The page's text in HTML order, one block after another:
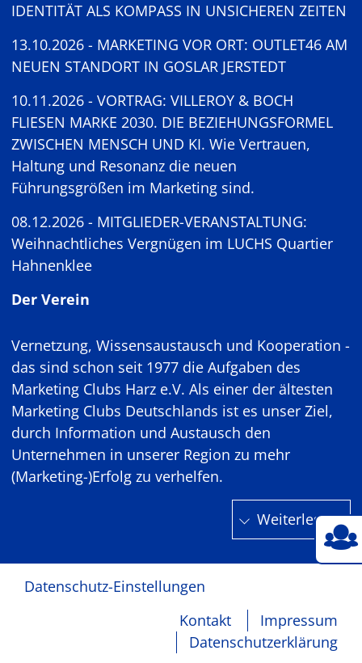
IDENTITÄT ALS KOMPASS IN UNSICHEREN ZEITEN
13.10.2026 - MARKETING VOR ORT: OUTLET46 AM
NEUEN STANDORT IN GOSLAR JERSTEDT
10.11.2026 - VORTRAG: VILLEROY & BOCH
FLIESEN MARKE 2030. DIE BEZIEHUNGSFORMEL
ZWISCHEN MENSCH UND KI. Wie Vertrauen,
Haltung und Resonanz die neuen
Führungsgrößen im Marketing sind.
08.12.2026 - MITGLIEDER-VERANSTALTUNG:
Weihnachtliches Vergnügen im LUCHS Quartier
Hahnenklee
Der Verein
Vernetzung, Wissensaustausch und Kooperation -
das sind schon seit 1977 die Aufgaben des
Marketing Clubs Harz e.V. Als einer der ältesten
Marketing Clubs Deutschlands ist es unser Ziel,
durch Information und Austausch den
Unternehmen in unserer Region zu mehr
(Marketing-)Erfolg zu verhelfen.
Weiterlesen
Datenschutz-Einstellungen
Kontakt
Impressum
Datenschutzerklärung